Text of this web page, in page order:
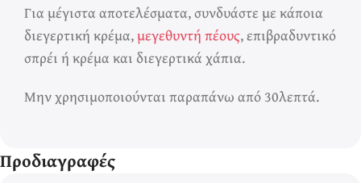
Για μέγιστα αποτελέσματα, συνδυάστε με κάποια
διεγερτική κρέμα,μεγεθυντή πέους, επιβραδυντικό
σπρέι ή κρέμα και διεγερτικά χάπια.
Μην χρησιμοποιούνται παραπάνω από 30λεπτά.
Προδιαγραφές